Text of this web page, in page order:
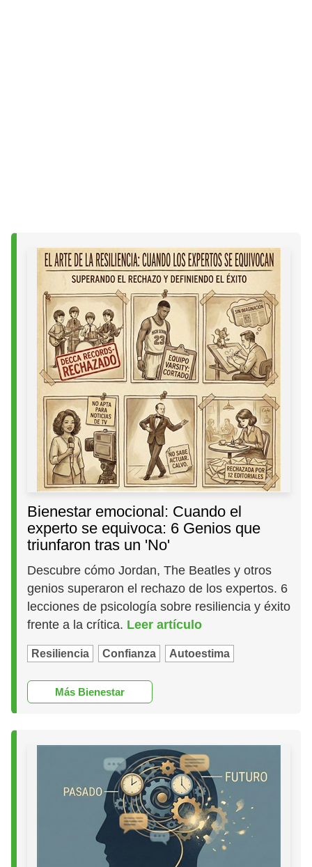
Bienestar emocional: Cuando el
experto se equivoca: 6 Genios que
triunfaron tras un 'No'
Descubre cómo Jordan, The Beatles y otros
genios superaron el rechazo de los expertos. 6
lecciones de psicología sobre resiliencia y éxito
frente a la crítica. Leer artículo
Resiliencia Confianza Autoestima
Más Bienestar